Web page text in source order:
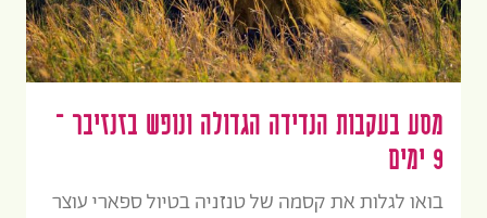
מסע בעקבות הנדידה הגדולה ונופש בזנזיבר –
9 ימים
בואו לגלות את קסמה של טנזניה בטיול ספארי עוצר